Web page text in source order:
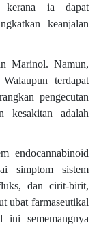
kerana ia dapat
keanjalan
Marinol. Namun,
terdapat
pengecutan
kesakitan adalah
endocannabinoid
simptom sistem
dan cirit-birit,
ubat farmaseutikal
ini sememangnya